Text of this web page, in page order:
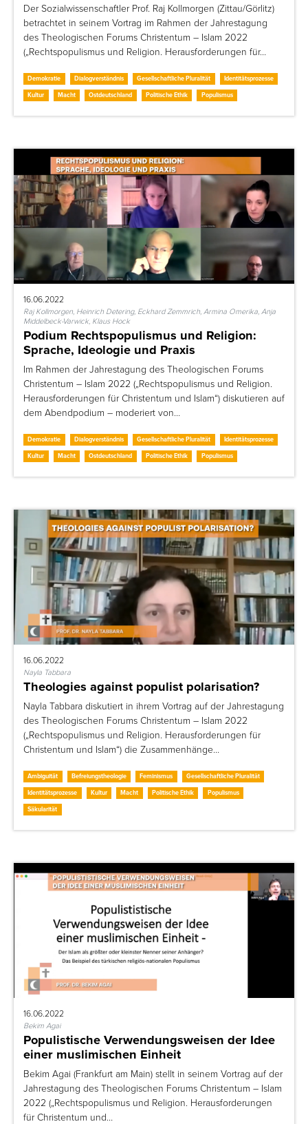
Der Sozialwissenschaftler Prof. Raj Kollmorgen (Zittau/Görlitz)
betrachtet in seinem Vortrag im Rahmen der Jahrestagung
des Theologischen Forums Christentum – Islam 2022
(„Rechtspopulismus und Religion. Herausforderungen für…
Demokratie Dialogverständnis Gesellschaftliche Pluralität
Identitätsprozesse
Kultur
Macht Ostdeutschland Politische Ethik Populismus
16.06.2022
Raj Kollmorgen, Heinrich Detering, Eckhard Zemmrich, Armina Omerika, Anja
Middelbeck-Varwick, Klaus Hock
Podium Rechtspopulismus und Religion:
Sprache, Ideologie und Praxis
Im Rahmen der Jahrestagung des Theologischen Forums
Christentum – Islam 2022 („Rechtspopulismus und Religion.
Herausforderungen für Christentum und Islam“) diskutieren auf
dem Abendpodium – moderiert von…
Demokratie Dialogverständnis Gesellschaftliche Pluralität
Identitätsprozesse
Kultur
Macht Ostdeutschland Politische Ethik Populismus
16.06.2022
Nayla Tabbara
Theologies against populist polarisation?
Nayla Tabbara diskutiert in ihrem Vortrag auf der Jahrestagung
des Theologischen Forums Christentum – Islam 2022
(„Rechtspopulismus und Religion. Herausforderungen für
Christentum und Islam“) die Zusammenhänge…
Ambiguität Befreiungstheologie Feminismus
Gesellschaftliche Pluralität
Identitätsprozesse
Kultur Macht Politische Ethik
Populismus
Säkularität
16.06.2022
Bekim Agai
Populistische Verwendungsweisen der Idee
einer muslimischen Einheit
Bekim Agai (Frankfurt am Main) stellt in seinem Vortrag auf der
Jahrestagung des Theologischen Forums Christentum – Islam
2022 („Rechtspopulismus und Religion. Herausforderungen
für Christentum und…